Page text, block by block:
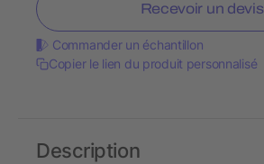
Recevoir un devis
Commander un échantillon
Copier le lien du produit personnalisé
Description